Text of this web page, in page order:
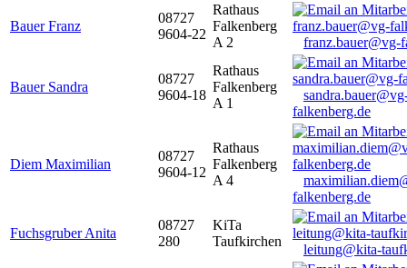
Bauer Franz
08727
9604-22
Rathaus
Falkenberg
A 2
franz.bauer@vg-
Bauer Sandra
08727
9604-18
Rathaus
Falkenberg
A 1
falkenberg.de
Diem Maximilian
08727
9604-12
Rathaus
Falkenberg
A 4
falkenberg.de
Fuchsgruber Anita
08727
280
KiTa
Taufkirchen
leitung@kita-